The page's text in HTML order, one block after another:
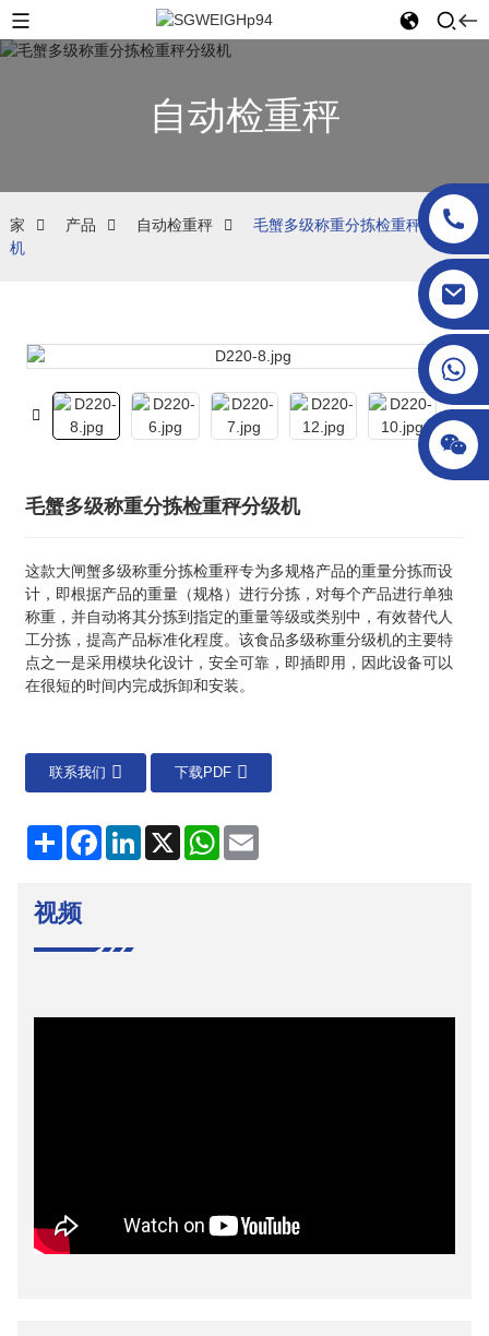
自动检重秤
家 产品 自动检重秤
毛蟹多级称重分拣检重秤分级
机
毛蟹多级称重分拣检重秤分级机
这款大闸蟹多级称重分拣检重秤专为多规格产品的重量分拣而设
计，即根据产品的重量（规格）进行分拣，对每个产品进行单独
称重，并自动将其分拣到指定的重量等级或类别中，有效替代人
工分拣，提高产品标准化程度。该食品多级称重分级机的主要特
点之一是采用模块化设计，安全可靠，即插即用，因此设备可以
在很短的时间内完成拆卸和安装。
联系我们 下载PDF
分
享
FacebookLinkedIn
X WhatsApp
电
视频